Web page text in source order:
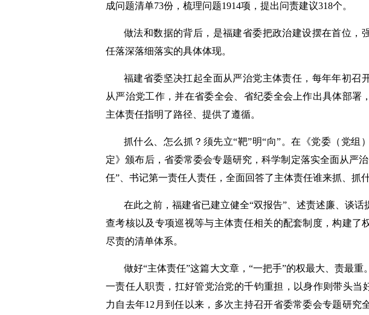
成问题清单73份，梳理问题1914项，提出问责建议318个。
做法和数据的背后，是福建省委把政治建设摆在首位，
任落深落细落实的具体体现。
福建省委坚决扛起全面从严治党主体责任，每年年初召
从严治党工作，并在省委全会、省纪委全会上作出具体部署
主体责任指明了路径、提供了遵循。
抓什么、怎么抓？须先立“靶”明“向”。在《党委（党组
定》颁布后，省委常委会专题研究，科学制定落实全面从严
任”、书记第一责任人责任，全面回答了主体责任谁来抓、抓
在此之前，福建省已建立健全“双报告”、述责述廉、谈话
查考核以及专项巡视等与主体责任相关的配套制度，构建了
尽责的清单体系。
做好“主体责任”这篇大文章，“一把手”的权最大、责最
一责任人职责，扛好管党治党的千钧重担，以身作则带头当
力自去年12月到任以来，多次主持召开省委常委会专题研究